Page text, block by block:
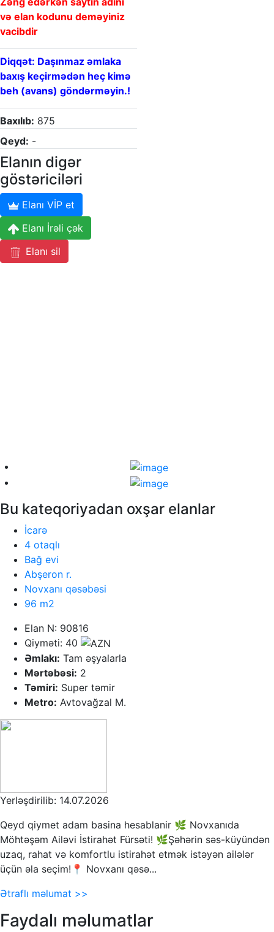
və elan kodunu deməyiniz
vacibdir
Diqqət: Daşınmaz əmlaka
baxış keçirmədən heç kimə
beh (avans) göndərməyin.!
Baxılıb: 875
Qeyd: -
Elanın digər
göstəriciləri
Elanı VİP et
Elanı İrəli çək
Elanı sil
Bu kateqoriyadan oxşar elanlar
İcarə
4 otaqlı
Bağ evi
Abşeron r.
Novxanı qəsəbəsi
96 m2
Elan N: 90816
Qiyməti: 40
Əmlakı: Tam əşyalarla
Mərtəbəsi: 2
Təmiri: Super təmir
Metro: Avtovağzal M.
Yerləşdirilib: 14.07.2026
Qeyd qiymet adam basina hesablanir 🌿 Novxanıda
Möhtəşəm Ailəvi İstirahət Fürsəti! 🌿Şəhərin səs-küyündən
uzaq, rahat və komfortlu istirahət etmək istəyən ailələr
üçün əla seçim!📍 Novxanı qəsə...
Ətraflı məlumat >>
Faydalı məlumatlar